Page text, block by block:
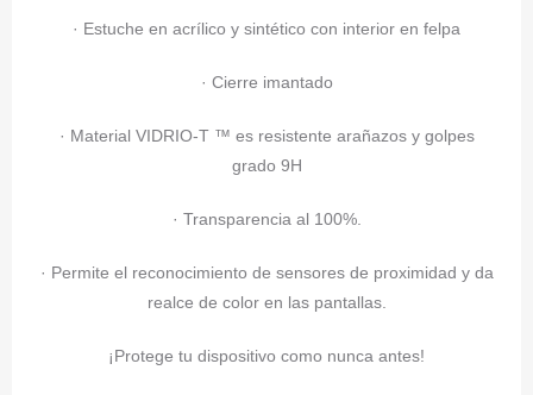
· Estuche en acrílico y sintético con interior en felpa
· Cierre imantado
· Material VIDRIO-T ™ es resistente arañazos y golpes
grado 9H
· Transparencia al 100%.
· Permite el reconocimiento de sensores de proximidad y da
realce de color en las pantallas.
¡Protege tu dispositivo como nunca antes!